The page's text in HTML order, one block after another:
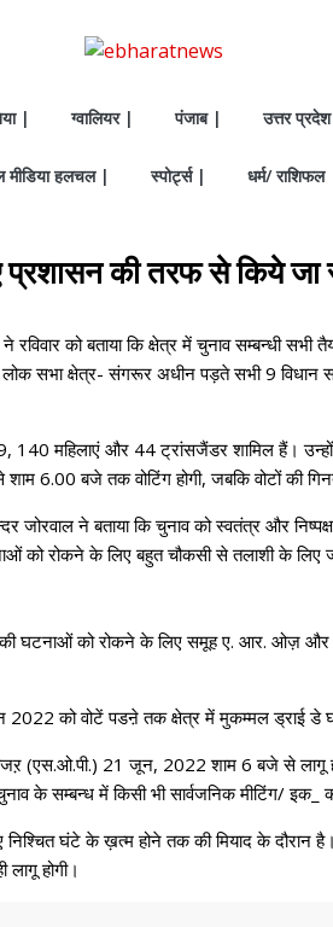
| ग्वालियर | पंजाब | उत्तर
मीडिया हलचल | स्पोर्ट्स | धर्म/ राशिफल
प्रशासन की तरफ से किये जा
को बताया कि क्षेत्र में चुनाव सम्बन्धी
सभा क्षेत्र- संगरूर अधीन पड़ते सभी 9 विधान
महिलाएं और 44 ट्रांसजैंडर शामिल हैं।
बजे तक वोटिंग होगी, जबकि वोटों की
ने बताया कि चुनाव को स्वतंत्र और
को रोकने के लिए बहुत चौकसी से तलाशी के लिए
की घटनाओं को रोकने के लिए समूह ए. आर. ओज़
को वोटें पडऩे तक क्षेत्र में मुकम्मल ड्राई डे
(एस.ओ.पी.) 21 जून, 2022 शाम 6 बजे से
के सम्बन्ध में किसी भी सार्वजनिक मीटिंग/
घंटे के ख़त्म होने तक की मियाद के दौरान
होगी।